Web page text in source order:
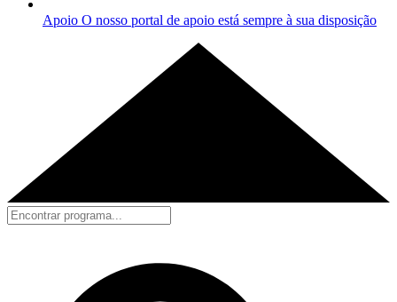
Apoio O nosso portal de apoio está sempre à sua disposição